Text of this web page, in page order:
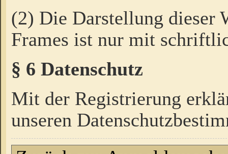
(2) Die Darstellung dieser
Frames ist nur mit
§ 6 Datenschutz
Mit der Registrierung
unseren